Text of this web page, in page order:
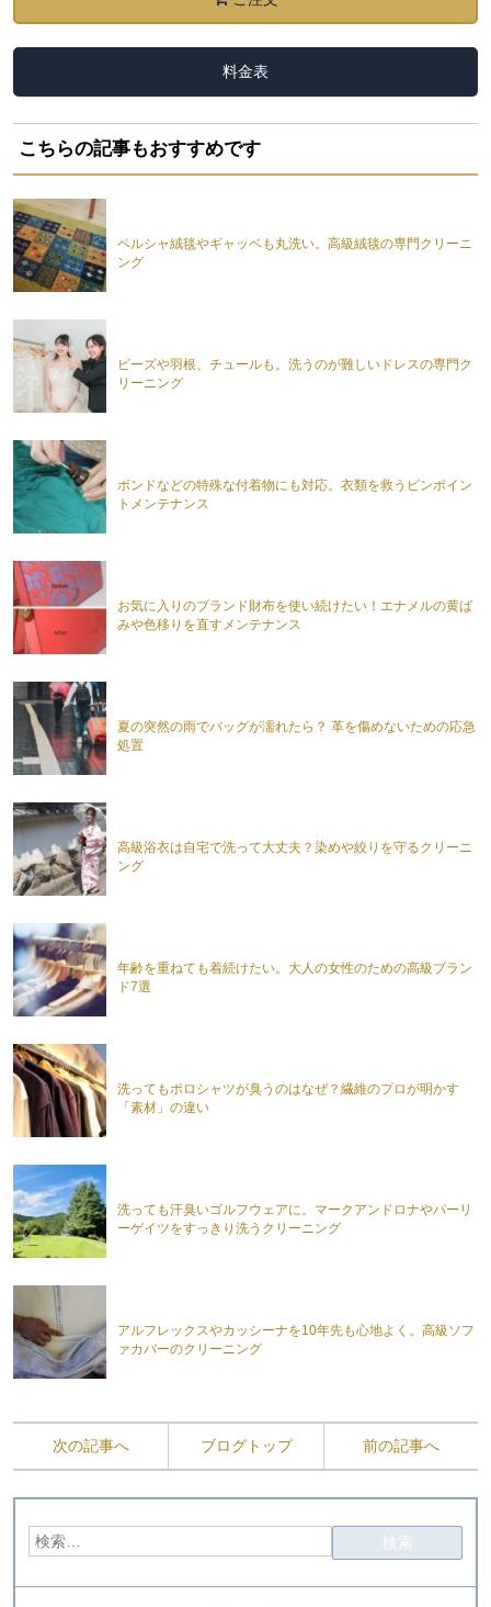
料金表
こちらの記事もおすすめです
ペルシャ絨毯やギャッベも丸洗い。高級絨毯の専門クリーニ
ング
ビーズや羽根、チュールも。洗うのが難しいドレスの専門ク
リーニング
ボンドなどの特殊な付着物にも対応。衣類を救うピンポイン
トメンテナンス
お気に入りのブランド財布を使い続けたい！エナメルの黄ば
みや色移りを直すメンテナンス
夏の突然の雨でバッグが濡れたら？ 革を傷めないための応急
処置
高級浴衣は自宅で洗って大丈夫？染めや絞りを守るクリーニ
ング
年齢を重ねても着続けたい。大人の女性のための高級ブラン
ド7選
洗ってもポロシャツが臭うのはなぜ？繊維のプロが明かす
「素材」の違い
洗っても汗臭いゴルフウェアに。マークアンドロナやパーリ
ーゲイツをすっきり洗うクリーニング
アルフレックスやカッシーナを10年先も心地よく。高級ソフ
ァカバーのクリーニング
次の記事へ ブログトップ 前の記事へ